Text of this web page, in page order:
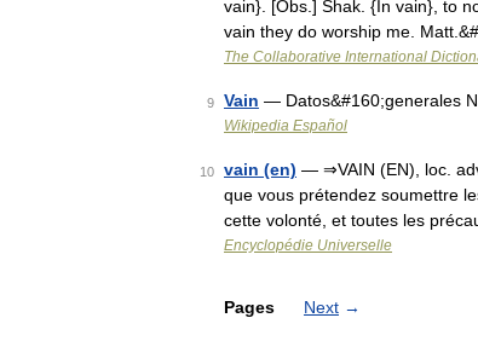
vain}. [Obs.] Shak. {In vain}, to
vain they do worship me.
The Collaborative International
9 Vain — Datos&#160;generales
Wikipedia Español
10 vain (en) — ⇒VAIN (EN), loc.
que vous prétendez soumettre
cette volonté, et toutes les
Encyclopédie Universelle
Pages Next →